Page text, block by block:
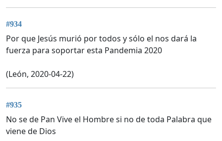
#934
Por que Jesús murió por todos y sólo el nos dará la
fuerza para soportar esta Pandemia 2020
(León, 2020-04-22)
#935
No se de Pan Vive el Hombre si no de toda Palabra que
viene de Dios